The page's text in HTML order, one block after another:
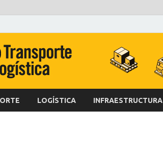
LOGÍSTICA INFRAESTRUCTURA